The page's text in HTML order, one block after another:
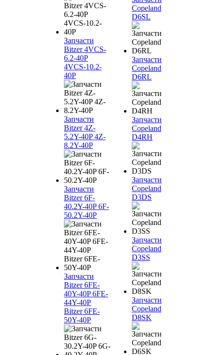
Запчасти
Bitzer 4VCS-
6.2-40P
4VCS-10.2-
40P
Запчасти
Bitzer 4Z-
5.2Y-40P 4Z-
8.2Y-40P
Запчасти
Bitzer 6F-
40.2Y-40P 6F-
50.2Y-40P
Запчасти
Bitzer 6FE-
40Y-40P 6FE-
44Y-40P
Bitzer 6FE-
50Y-40P
Copeland
D6SL
Запчасти
Copeland
D6RL
Запчасти
Copeland
D4RH
Запчасти
Copeland
D3DS
Запчасти
Copeland
D3SS
Запчасти
Copeland
D8SK